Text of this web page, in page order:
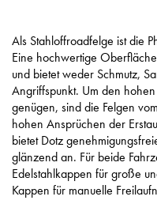
Als Stahloffroadfelge ist die
Eine hochwertige
und bietet weder Schmutz,
Angriffspunkt. Um den
genügen, sind die Felgen
hohen Ansprüchen der
bietet Dotz
glänzend an. Für beide
Edelstahlkappen für große
Kappen für manuelle